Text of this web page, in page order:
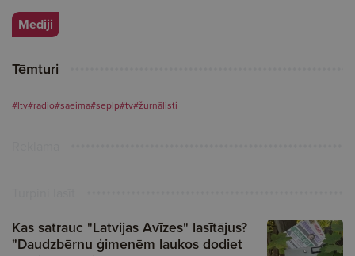
Mediji
Tēmturi
#ltv#radio#saeima#seplp#tv#žurnālisti
Kas satrauc "Latvijas Avīzes" lasītājus?
"Daudzbērnu ģimenēm laukos dodiet